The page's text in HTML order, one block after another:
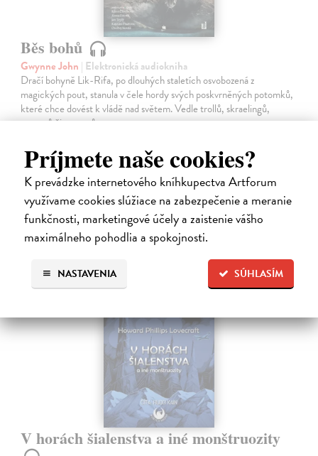
Príjmete naše cookies?
K prevádzke internetového kníhkupectva Artforum
využívame cookies slúžiace na zabezpečenie a meranie
funkčnosti, marketingové účely a zaistenie vášho
maximálneho pohodlia a spokojnosti.
SÚHLASÍM
NASTAVENIA
Běs bohů
Gwynne John | Elektronická audiokniha
Dračí bohyně Lik-Rifa, po dlouhých staletích osvobozená z
magických pout, stanula v čele hordy svých poskvrněných potomků,
které chce dovést k vládě nad světem. Vedle trollů, skraelingů,
vaesenů či tennurů…
19,88 €
V horách šialenstva a iné monštruozity